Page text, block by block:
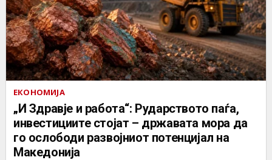
ЕКОНОМИЈА
„И Здравје и работа“: Рударството паѓа,
инвестициите стојат – државата мора да
го ослободи развојниот потенцијал на
Македонија